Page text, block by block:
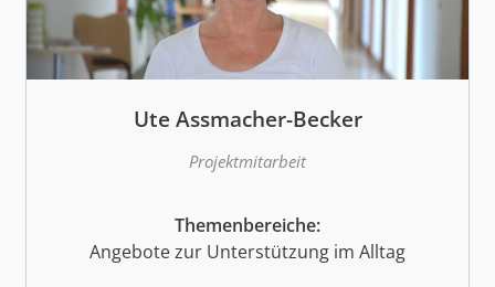
Ute Assmacher-Becker
Projektmitarbeit
Themenbereiche:
Angebote zur Unterstützung im Alltag